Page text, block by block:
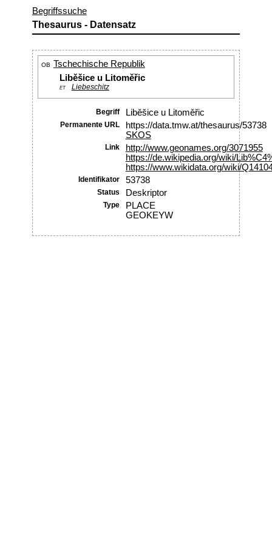
Begriffssuche
Thesaurus - Datensatz
OB Tschechische Republik
Liběšice u Litoměřic
ET Liebeschitz
Begriff Liběšice u Litoměřic
Permanente URL
https://data.tmw.at/thesaurus/53738
SKOS
Link
http://www.geonames.org/3071955
https://de.wikipedia.org/wiki/
https://www.wikidata.org/wiki/
Identifikator 53738
Status Deskriptor
Type
PLACE
GEOKEYW